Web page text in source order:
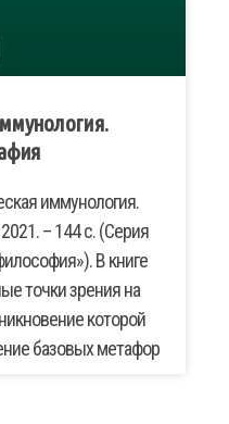
иммунология.
– 144 с. (Серия
В книге
точки зрения на
которой
базовых метафор